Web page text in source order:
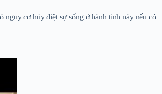
cơ hủy diệt sự sống ở hành tinh này nếu có